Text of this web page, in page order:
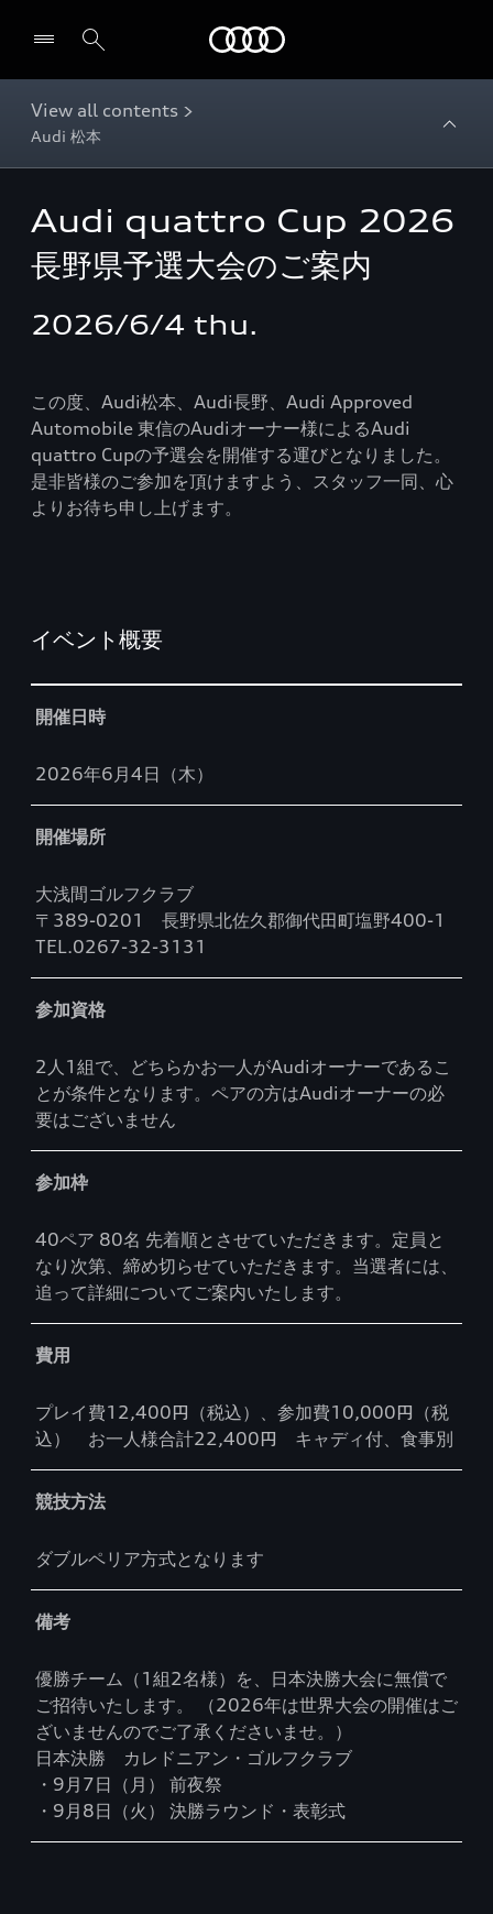
View all contents >
Audi 松本
Audi quattro Cup 2026
長野県予選大会のご案内
2026/6/4 thu.
この度、Audi松本、Audi長野、Audi Approved
Automobile 東信のAudiオーナー様によるAudi
quattro Cupの予選会を開催する運びとなりました。
是非皆様のご参加を頂けますよう、スタッフ一同、心
よりお待ち申し上げます。
イベント概要
開催日時
2026年6月4日（木）
開催場所
大浅間ゴルフクラブ
〒389-0201 長野県北佐久郡御代田町塩野400-1
TEL.0267-32-3131
参加資格
2人1組で、どちらかお一人がAudiオーナーであるこ
とが条件となります。ペアの方はAudiオーナーの必
要はございません
参加枠
40ペア 80名 先着順とさせていただきます。定員と
なり次第、締め切らせていただきます。当選者には、
追って詳細についてご案内いたします。
費用
プレイ費12,400円（税込）、参加費10,000円（税
込） お一人様合計22,400円 キャディ付、食事別
競技方法
ダブルペリア方式となります
備考
優勝チーム（1組2名様）を、日本決勝大会に無償で
ご招待いたします。 （2026年は世界大会の開催はご
ざいませんのでご了承くださいませ。）
日本決勝 カレドニアン・ゴルフクラブ
・9月7日（月） 前夜祭
・9月8日（火） 決勝ラウンド・表彰式